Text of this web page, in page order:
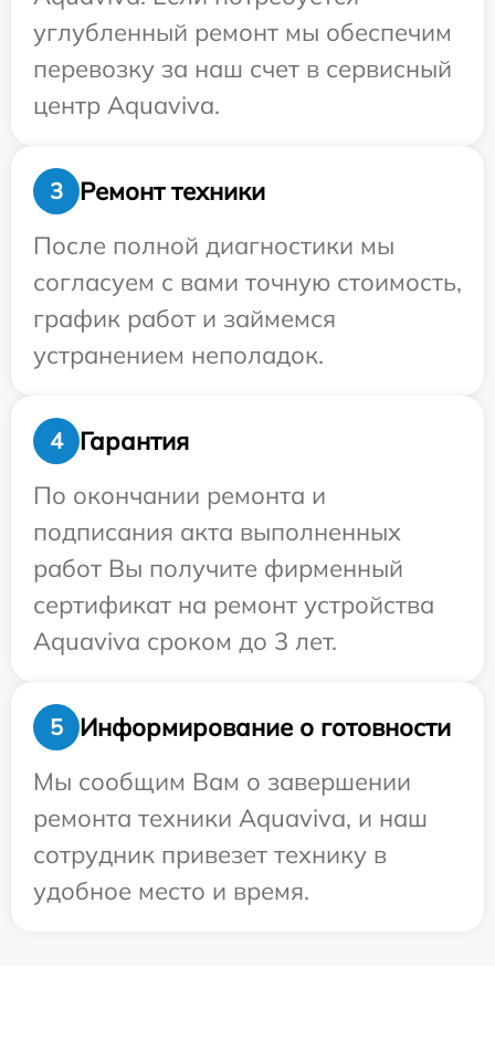
углубленный ремонт мы обеспечим
перевозку за наш счет в сервисный
центр Aquaviva.
3
Ремонт техники
После полной диагностики мы
согласуем с вами точную стоимость,
график работ и займемся
устранением неполадок.
4
Гарантия
По окончании ремонта и
подписания акта выполненных
работ Вы получите фирменный
сертификат на ремонт устройства
Aquaviva сроком до 3 лет.
5
Информирование о готовности
Мы сообщим Вам о завершении
ремонта техники Aquaviva, и наш
сотрудник привезет технику в
удобное место и время.